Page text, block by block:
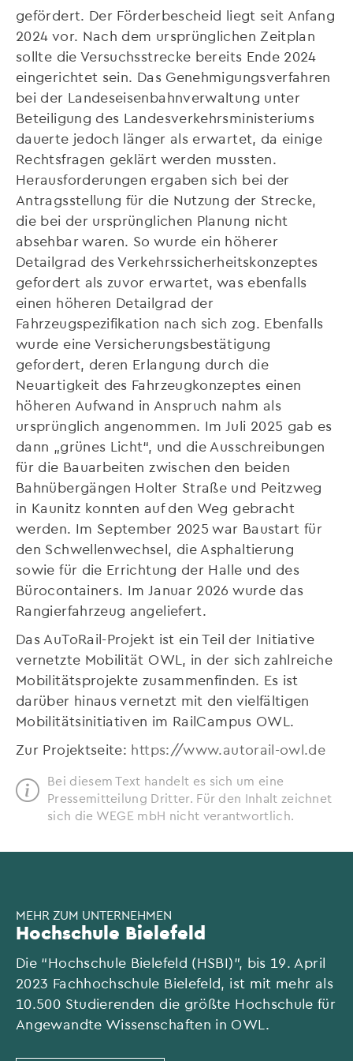
gefördert. Der Förderbescheid liegt seit Anfang
2024 vor. Nach dem ursprünglichen Zeitplan
sollte die Versuchsstrecke bereits Ende 2024
eingerichtet sein. Das Genehmigungsverfahren
bei der Landeseisenbahnverwaltung unter
Beteiligung des Landesverkehrsministeriums
dauerte jedoch länger als erwartet, da einige
Rechtsfragen geklärt werden mussten.
Herausforderungen ergaben sich bei der
Antragsstellung für die Nutzung der Strecke,
die bei der ursprünglichen Planung nicht
absehbar waren. So wurde ein höherer
Detailgrad des Verkehrssicherheitskonzeptes
gefordert als zuvor erwartet, was ebenfalls
einen höheren Detailgrad der
Fahrzeugspezifikation nach sich zog. Ebenfalls
wurde eine Versicherungsbestätigung
gefordert, deren Erlangung durch die
Neuartigkeit des Fahrzeugkonzeptes einen
höheren Aufwand in Anspruch nahm als
ursprünglich angenommen. Im Juli 2025 gab es
dann „grünes Licht“, und die Ausschreibungen
für die Bauarbeiten zwischen den beiden
Bahnübergängen Holter Straße und Peitzweg
in Kaunitz konnten auf den Weg gebracht
werden. Im September 2025 war Baustart für
den Schwellenwechsel, die Asphaltierung
sowie für die Errichtung der Halle und des
Bürocontainers. Im Januar 2026 wurde das
Rangierfahrzeug angeliefert.
Das AuToRail-Projekt ist ein Teil der Initiative
vernetzte Mobilität OWL, in der sich zahlreiche
Mobilitätsprojekte zusammenfinden. Es ist
darüber hinaus vernetzt mit den vielfältigen
Mobilitätsinitiativen im RailCampus OWL.
Zur Projektseite: https://www.autorail-owl.de
Bei diesem Text handelt es sich um eine
Pressemitteilung Dritter. Für den Inhalt zeichnet
sich die WEGE mbH nicht verantwortlich.
MEHR ZUM UNTERNEHMEN
Hochschule Bielefeld
Die “Hochschule Bielefeld (HSBI)”, bis 19. April
2023 Fachhochschule Bielefeld, ist mit mehr als
10.500 Studierenden die größte Hochschule für
Angewandte Wissenschaften in OWL.